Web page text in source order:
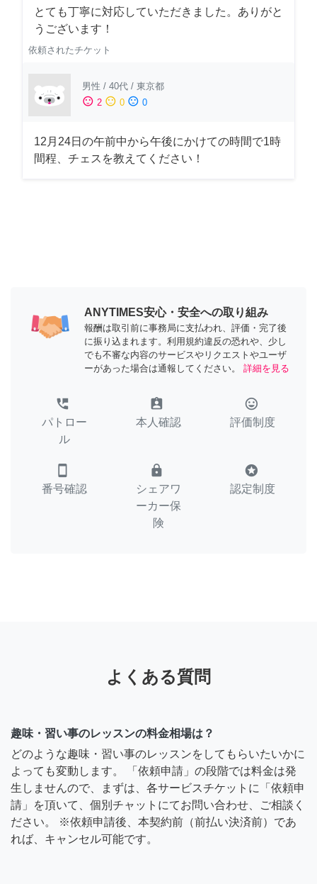
とても丁寧に対応していただきました。ありがと
うございます！
依頼されたチケット
男性 / 40代 / 東京都
sentiment_satisfied 2 sentiment_neutral 0 sentiment_dissatisfied 0
12月24日の午前中から午後にかけての時間で1時
間程、チェスを教えてください！
ANYTIMES安心・安全への取り組み
報酬は取引前に事務局に支払われ、評価・完了後
に振り込まれます。利用規約違反の恐れや、少し
でも不審な内容のサービスやリクエストやユーザ
ーがあった場合は通報してください。
詳細を見る
perm_phone_msg
パトロー
ル
assignment_ind
本人確認
tag_faces
評価制度
smartphone
番号確認
lock
シェアワ
ーカー保
険
stars
認定制度
よくある質問
趣味・習い事のレッスンの料金相場は？
どのような趣味・習い事のレッスンをしてもらいたいかに
よっても変動します。 「依頼申請」の段階では料金は発
生しませんので、まずは、各サービスチケットに「依頼申
請」を頂いて、個別チャットにてお問い合わせ、ご相談く
ださい。 ※依頼申請後、本契約前（前払い決済前）であ
れば、キャンセル可能です。